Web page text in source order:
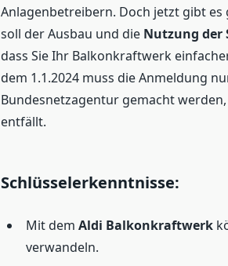
Anlagenbetreibern. Doch jetzt gibt
soll der Ausbau und die Nutzung der
dass Sie Ihr Balkonkraftwerk
dem 1.1.2024 muss die Anmeldung
Bundesnetzagentur gemacht
entfällt.
Schlüsselerkenntnisse:
Mit demAldi Balkonkraftwerk
verwandeln.